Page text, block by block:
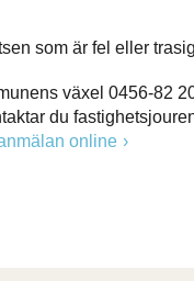
som är fel eller
växel 0456-82
du
online